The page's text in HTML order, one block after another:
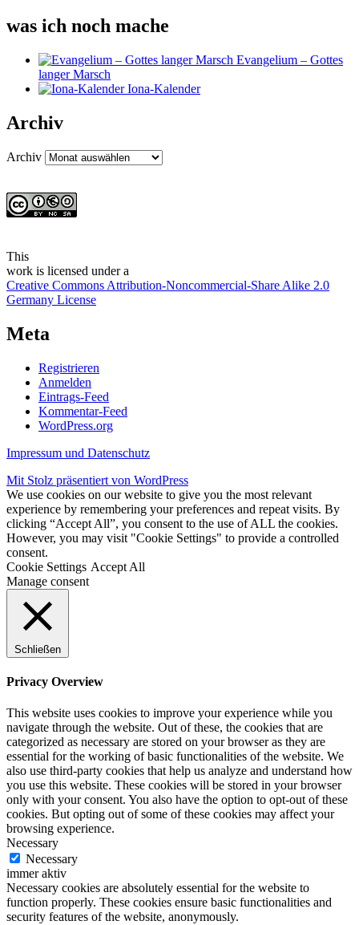
was ich noch mache
Evangelium – Gottes
langer Marsch
Iona-Kalender
Archiv
Archiv
This
work is licensed under a
Creative Commons Attribution-Noncommercial-Share Alike 2.0
Germany License
Meta
Registrieren
Anmelden
Eintrags-Feed
Kommentar-Feed
WordPress.org
Impressum und Datenschutz
Mit Stolz präsentiert von WordPress
We use cookies on our website to give you the most relevant
experience by remembering your preferences and repeat visits. By
clicking “Accept All”, you consent to the use of ALL the cookies.
However, you may visit "Cookie Settings" to provide a controlled
consent.
Cookie Settings Accept All
Manage consent
Schließen
Privacy Overview
This website uses cookies to improve your experience while you
navigate through the website. Out of these, the cookies that are
categorized as necessary are stored on your browser as they are
essential for the working of basic functionalities of the website. We
also use third-party cookies that help us analyze and understand how
you use this website. These cookies will be stored in your browser
only with your consent. You also have the option to opt-out of these
cookies. But opting out of some of these cookies may affect your
browsing experience.
Necessary
Necessary
immer aktiv
Necessary cookies are absolutely essential for the website to
function properly. These cookies ensure basic functionalities and
security features of the website, anonymously.